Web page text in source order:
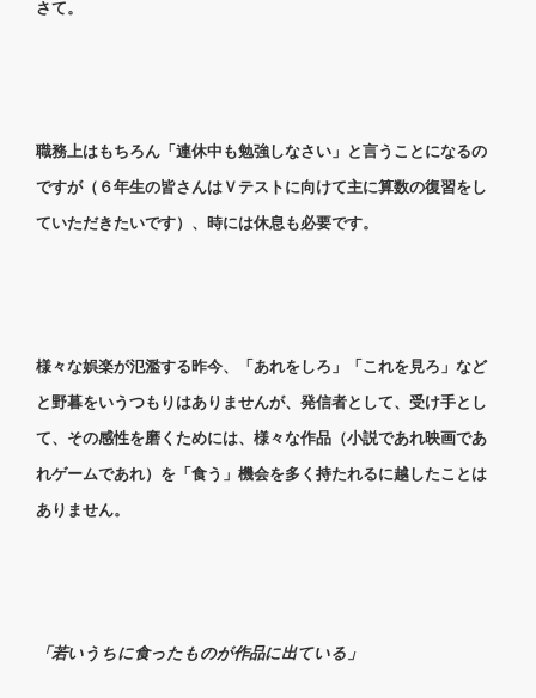
さて。
職務上はもちろん「連休中も勉強しなさい」と言うことになるの
ですが（６年生の皆さんはＶテストに向けて主に算数の復習をし
ていただきたいです）、時には休息も必要です。
様々な娯楽が氾濫する昨今、「あれをしろ」「これを見ろ」など
と野暮をいうつもりはありませんが、発信者として、受け手とし
て、その感性を磨くためには、様々な作品（小説であれ映画であ
れゲームであれ）を「食う」機会を多く持たれるに越したことは
ありません。
「若いうちに食ったものが作品に出ている」